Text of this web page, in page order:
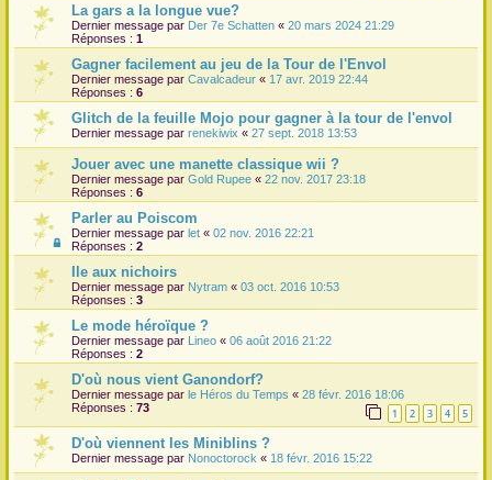
La gars a la longue vue?
Dernier message par Der 7e Schatten « 20 mars 2024 21:29
Réponses : 1
Gagner facilement au jeu de la Tour de l'Envol
Dernier message par Cavalcadeur « 17 avr. 2019 22:44
Réponses : 6
Glitch de la feuille Mojo pour gagner à la tour de l'envol
Dernier message par renekiwix « 27 sept. 2018 13:53
Jouer avec une manette classique wii ?
Dernier message par Gold Rupee « 22 nov. 2017 23:18
Réponses : 6
Parler au Poiscom
Dernier message par let « 02 nov. 2016 22:21
Réponses : 2
Ile aux nichoirs
Dernier message par Nytram « 03 oct. 2016 10:53
Réponses : 3
Le mode héroïque ?
Dernier message par Lineo « 06 août 2016 21:22
Réponses : 2
D'où nous vient Ganondorf?
Dernier message par le Héros du Temps « 28 févr. 2016 18:06
Réponses : 73 1 2 3 4 5
D'où viennent les Miniblins ?
Dernier message par Nonoctorock « 18 févr. 2016 15:22